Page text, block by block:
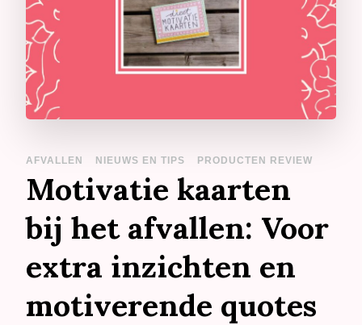
AFVALLEN NIEUWS EN TIPS PRODUCTEN REVIEW
Motivatie kaarten
bij het afvallen: Voor
extra inzichten en
motiverende quotes